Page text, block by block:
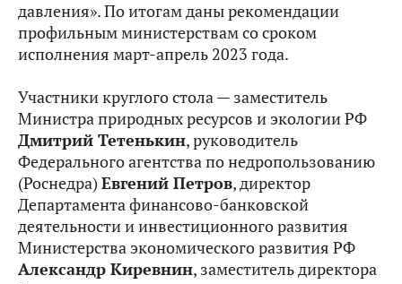
давления». По итогам даны рекомендации
профильным министерствам со сроком
исполнения март-апрель 2023 года.
Участники круглого стола — заместитель
Министра природных ресурсов и экологии РФ
Дмитрий Тетенькин, руководитель
Федерального агентства по недропользованию
(Роснедра) Евгений Петров, директор
Департамента финансово-банковской
деятельности и инвестиционного развития
Министерства экономического развития РФ
Александр Киревнин, заместитель директора